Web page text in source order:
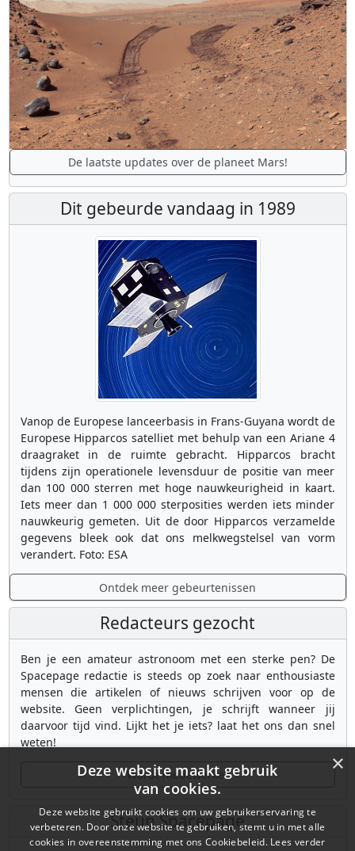
De laatste updates over de planeet Mars!
Dit gebeurde vandaag in 1989
Vanop de Europese lanceerbasis in Frans-Guyana wordt de
Europese Hipparcos satelliet met behulp van een Ariane 4
draagraket in de ruimte gebracht. Hipparcos bracht
tijdens zijn operationele levensduur de positie van meer
dan 100 000 sterren met hoge nauwkeurigheid in kaart.
Iets meer dan 1 000 000 sterposities werden iets minder
nauwkeurig gemeten. Uit de door Hipparcos verzamelde
gegevens bleek ook dat ons melkwegstelsel van vorm
verandert. Foto: ESA
Ontdek meer gebeurtenissen
Redacteurs gezocht
Ben je een amateur astronoom met een sterke pen? De
Spacepage redactie is steeds op zoek naar enthousiaste
mensen die artikelen of nieuws schrijven voor op de
website. Geen verplichtingen, je schrijft wanneer jij
daarvoor tijd vind. Lijkt het je iets? laat het ons dan snel
weten!
Wordt medewerker
Steun Spacepage
×
Deze website maakt gebruik
van cookies.
Deze website gebruikt cookies om uw gebruikerservaring te
verbeteren. Door onze website te gebruiken, stemt u in met alle
cookies in overeenstemming met ons Cookiebeleid. Lees verder